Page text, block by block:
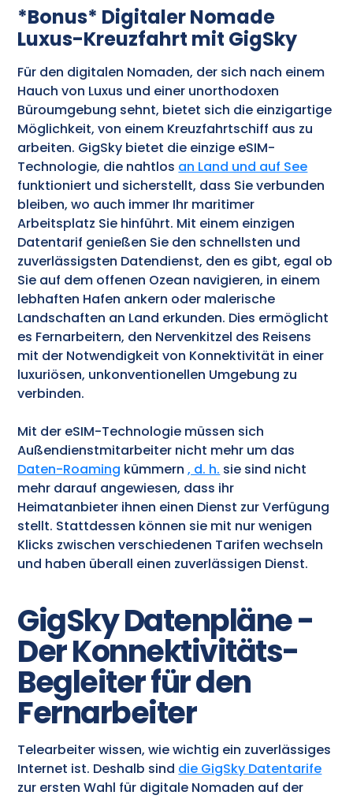
*Bonus* Digitaler Nomade
Luxus-Kreuzfahrt mit GigSky
Für den digitalen Nomaden, der sich nach einem
Hauch von Luxus und einer unorthodoxen
Büroumgebung sehnt, bietet sich die einzigartige
Möglichkeit, von einem Kreuzfahrtschiff aus zu
arbeiten. GigSky bietet die einzige eSIM-
Technologie, die nahtlos an Land und auf See
funktioniert und sicherstellt, dass Sie verbunden
bleiben, wo auch immer Ihr maritimer
Arbeitsplatz Sie hinführt. Mit einem einzigen
Datentarif genießen Sie den schnellsten und
zuverlässigsten Datendienst, den es gibt, egal ob
Sie auf dem offenen Ozean navigieren, in einem
lebhaften Hafen ankern oder malerische
Landschaften an Land erkunden. Dies ermöglicht
es Fernarbeitern, den Nervenkitzel des Reisens
mit der Notwendigkeit von Konnektivität in einer
luxuriösen, unkonventionellen Umgebung zu
verbinden.
Mit der eSIM-Technologie müssen sich
Außendienstmitarbeiter nicht mehr um das
Daten-Roaming kümmern, d. h. sie sind nicht
mehr darauf angewiesen, dass ihr
Heimatanbieter ihnen einen Dienst zur Verfügung
stellt. Stattdessen können sie mit nur wenigen
Klicks zwischen verschiedenen Tarifen wechseln
und haben überall einen zuverlässigen Dienst.
GigSky Datenpläne -
Der Konnektivitäts-
Begleiter für den
Fernarbeiter
Telearbeiter wissen, wie wichtig ein zuverlässiges
Internet ist. Deshalb sind die GigSky Datentarife
zur ersten Wahl für digitale Nomaden auf der